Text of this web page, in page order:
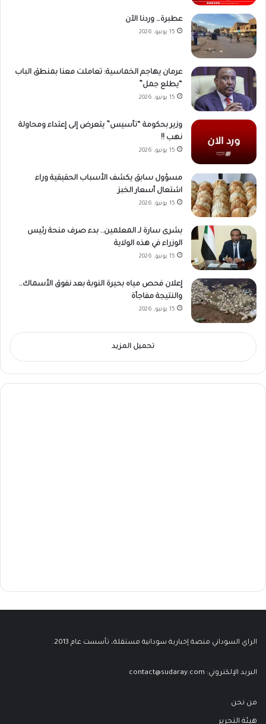
عطبرة… وردنا الآن
15 يونيو، 2026
عرمان يهاجم الخماسية: تعاملت معنا بمنطق الباب
“يطلع جمل”
15 يونيو، 2026
وزير بحكومة “تأسيس” يتعرض إلى إعتداء ومحاولة
نهب !!
15 يونيو، 2026
مسؤول سابق يكشف الأسباب الحقيقية وراء
اشتعال أسعار الخبز
15 يونيو، 2026
بشرى سارة لـ المعلمين.. بدء صرف منحة رئيس
الوزراء في هذه الولاية
15 يونيو، 2026
إعلان فحص مياه بحيرة النوبة بعد نفوق الأسماك..
والنتيجة مفاجأة
15 يونيو، 2026
تحميل المزيد
الراي السوداني منصة إخبارية سودانية مستقلة، تأسست عام 2013.
البريد الإلكتروني: contact@sudaray.com
من نحن
هيئة التحرير